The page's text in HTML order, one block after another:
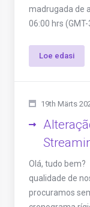
madrugada de
06:00 hrs
Loe edasi
19th Märts
Olá, tudo bem?
qualidade de
procuramos